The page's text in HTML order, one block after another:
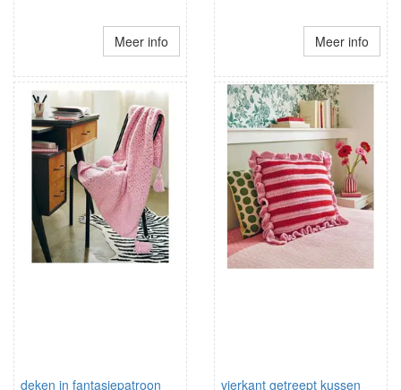
Meer info Meer info
deken in fantasiepatroon
vierkant getreept kussen